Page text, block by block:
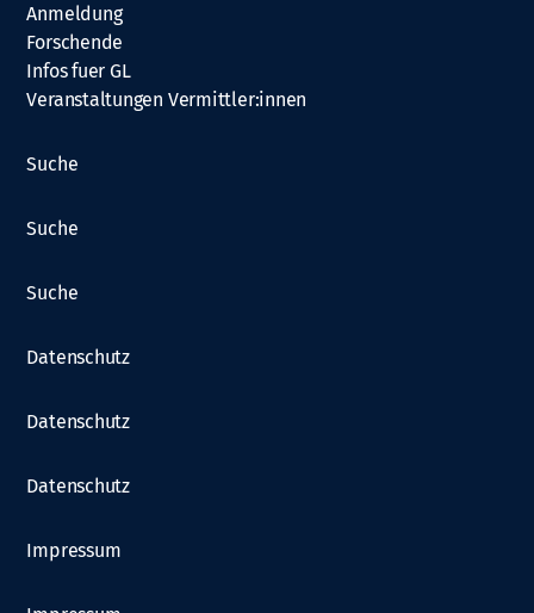
Anmeldung
Forschende
Infos fuer GL
Veranstaltungen Vermittler:innen
Suche
Suche
Suche
Datenschutz
Datenschutz
Datenschutz
Impressum